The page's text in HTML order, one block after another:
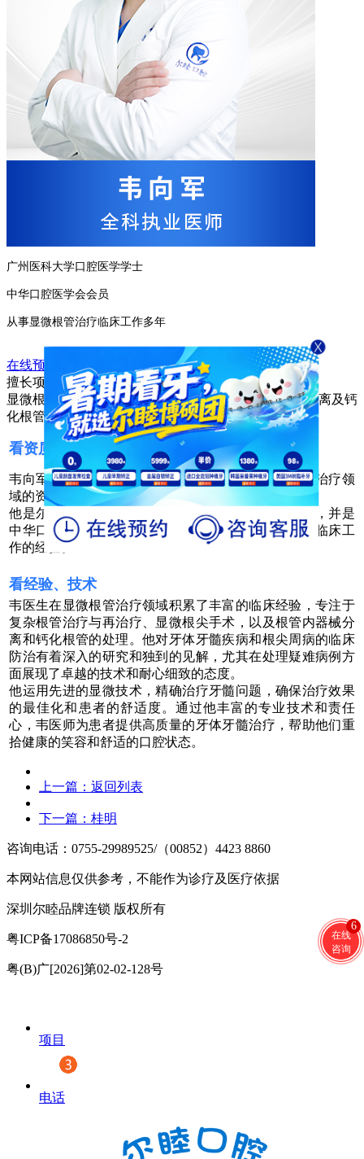
在线
咨询
6
广州医科大学口腔医学学士
中华口腔医学会会员
从事显微根管治疗临床工作多年
在线预约
咨询专家
擅长项目
显微根管治疗、再治疗，显微根尖手术，根管内器械分离及钙
化根管的处理，牙体牙髓疾病、根尖周病的临床防治
看资质、学历
韦向军是尔睦口腔的牙体牙髓科技术总监，显微根管治疗领
域的资深专家。具备卓越的资质和丰富的经验。
他是尔睦口腔的显微根管医师，毕业于广州医科大学，并是
中华口腔医学会的会员，拥有多年从事显微根管治疗临床工
作的经验。
看经验、技术
韦医生在显微根管治疗领域积累了丰富的临床经验，专注于
复杂根管治疗与再治疗、显微根尖手术，以及根管内器械分
离和钙化根管的处理。他对牙体牙髓疾病和根尖周病的临床
防治有着深入的研究和独到的见解，尤其在处理疑难病例方
面展现了卓越的技术和耐心细致的态度。
他运用先进的显微技术，精确治疗牙髓问题，确保治疗效果
的最佳化和患者的舒适度。通过他丰富的专业技术和责任
心，韦医师为患者提供高质量的牙体牙髓治疗，帮助他们重
拾健康的笑容和舒适的口腔状态。
上一篇： 返回列表
下一篇： 桂明
咨询电话：0755-29989525/（00852）4423 8860
本网站信息仅供参考，不能作为诊疗及医疗依据
深圳尔睦品牌连锁 版权所有
粤ICP备17086850号-2
粤(B)广[2026]第02-02-128号
项目
电话